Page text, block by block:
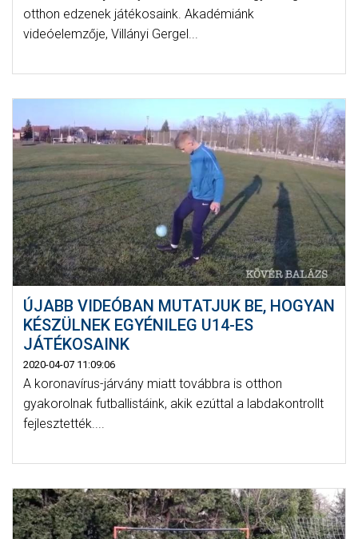
otthon edzenek játékosaink. Akadémiánk
videóelemzője, Villányi Gergel...
ÚJABB VIDEÓBAN MUTATJUK BE, HOGYAN
KÉSZÜLNEK EGYÉNILEG U14-ES
JÁTÉKOSAINK
2020-04-07 11:09:06
A koronavírus-járvány miatt továbbra is otthon
gyakorolnak futballistáink, akik ezúttal a labdakontrollt
fejlesztették....